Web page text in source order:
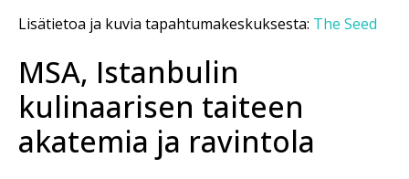
Lisätietoa ja kuvia tapahtumakeskuksesta: The Seed
MSA, Istanbulin
kulinaarisen taiteen
akatemia ja ravintola